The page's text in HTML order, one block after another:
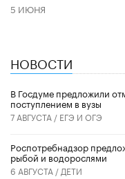
5 ИЮНЯ
НОВОСТИ
В Госдуме предложили
поступлением в вузы
7 АВГУСТА / ЕГЭ И ОГЭ
Роспотребнадзор
рыбой и водорослями
6 АВГУСТА / ДЕТИ